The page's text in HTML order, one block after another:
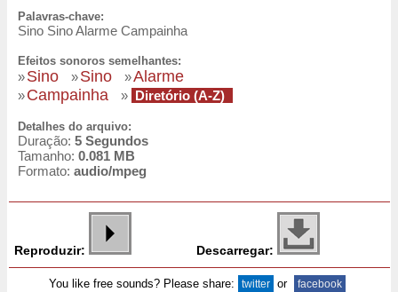
Palavras-chave:
Sino Sino Alarme Campainha
Efeitos sonoros semelhantes:
»Sino »Sino »Alarme
»Campainha » Diretório (A-Z)
Detalhes do arquivo:
Duração: 5 Segundos
Tamanho: 0.081 MB
Formato: audio/mpeg
Reproduzir: Descarregar:
You like free sounds? Please share: twitter or facebook